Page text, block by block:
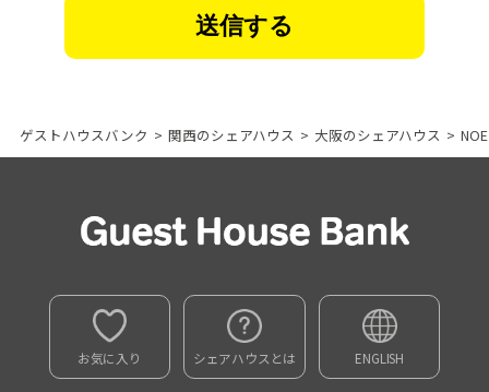
ゲストハウスバンク > 関西のシェアハウス > 大阪のシェアハウス >
お気に入り シェアハウスとは ENGLISH